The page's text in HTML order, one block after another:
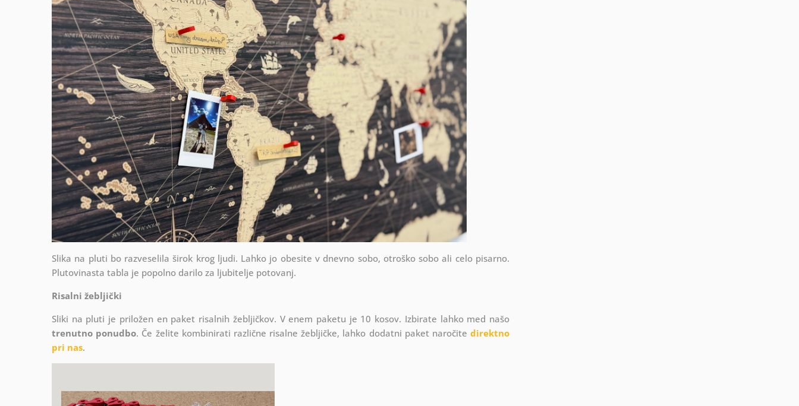
Slika na pluti bo razveselila širok krog ljudi. Lahko jo obesite v dnevno sobo, otroško sobo ali celo pisarno.
Plutovinasta tabla je popolno darilo za ljubitelje potovanj.
Risalni žebljički
Sliki na pluti je priložen en paket risalnih žebljičkov. V enem paketu je 10 kosov. Izbirate lahko med našo
trenutno ponudbo. Če želite kombinirati različne risalne žebljičke, lahko dodatni paket naročitedirektno
pri nas.